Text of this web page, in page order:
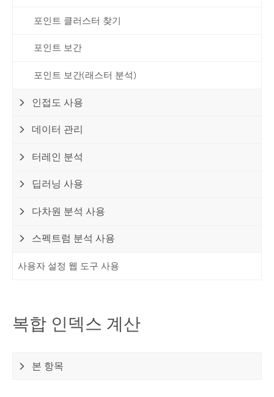
포인트 클러스터 찾기
포인트 보간
포인트 보간(래스터 분석)
인접도 사용
데이터 관리
터레인 분석
딥러닝 사용
다차원 분석 사용
스펙트럼 분석 사용
사용자 설정 웹 도구 사용
복합 인덱스 계산
본 항목